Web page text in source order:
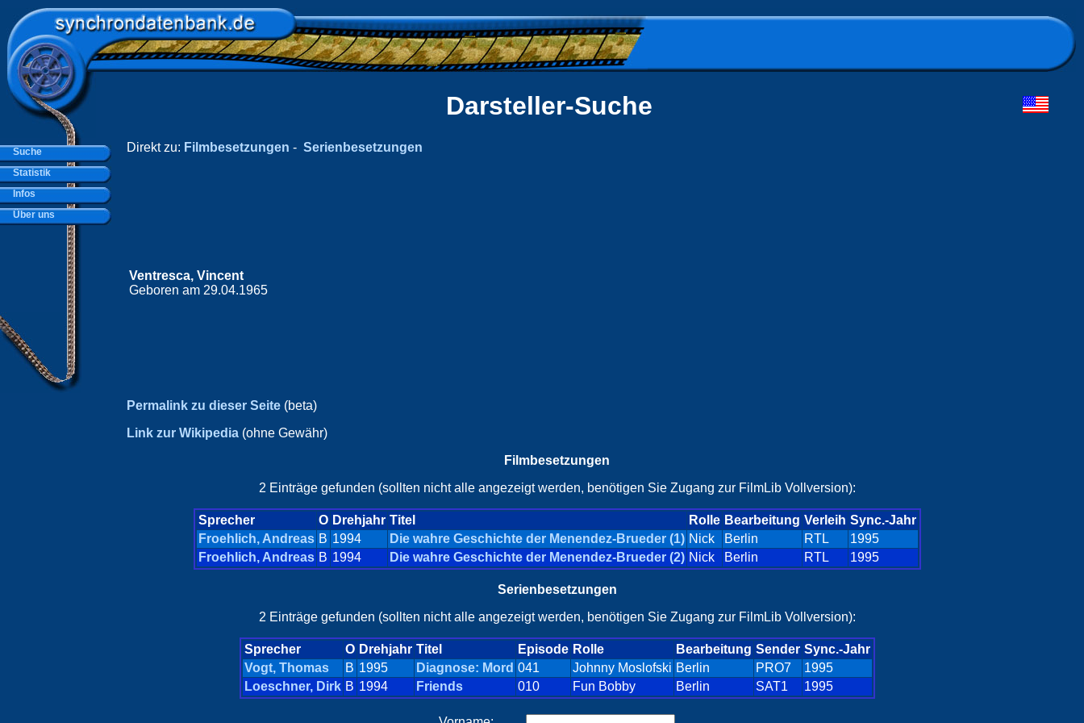
Darsteller-Suche
Direkt zu: Filmbesetzungen - Serienbesetzungen
Ventresca, Vincent
Geboren am 29.04.1965
Permalink zu dieser Seite (beta)
Link zur Wikipedia (ohne Gewähr)
Filmbesetzungen
2 Einträge gefunden (sollten nicht alle angezeigt werden, benötigen Sie Zugang zur FilmLib Vollversion):
Sprecher O Drehjahr Titel Rolle Bearbeitung Verleih Sync.-Jahr
Froehlich, Andreas B 1994 Die wahre Geschichte der Menendez-Brueder (1) Nick Berlin RTL
1995
Froehlich, Andreas B 1994 Die wahre Geschichte der Menendez-Brueder (2) Nick Berlin RTL 1995
Serienbesetzungen
2 Einträge gefunden (sollten nicht alle angezeigt werden, benötigen Sie Zugang zur FilmLib Vollversion):
Sprecher O Drehjahr Titel Episode Rolle Bearbeitung Sender Sync.-Jahr
Vogt, Thomas
B 1995 Diagnose: Mord 041 Johnny Moslofski Berlin PRO7
1995
Loeschner, Dirk B 1994 Friends 010 Fun Bobby Berlin SAT1 1995
Suche
Statistik
Infos
Über uns